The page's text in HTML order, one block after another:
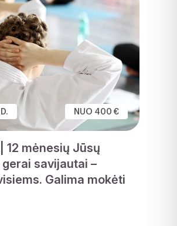
NUO 400 €
12 mėnesių Jūsų
savijautai –
Galima mokėti